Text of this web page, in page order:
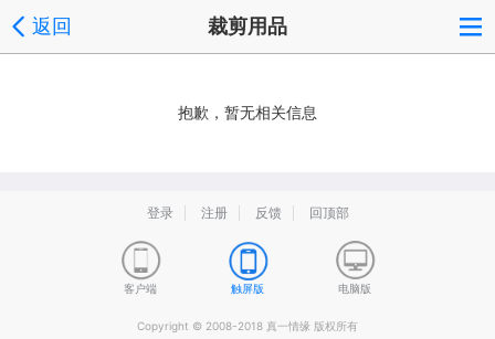
返回 裁剪用品
抱歉，暂无相关信息
登录 注册 反馈 回顶部
客户端 触屏版 电脑版
Copyright © 2008-2018 真一情缘 版权所有